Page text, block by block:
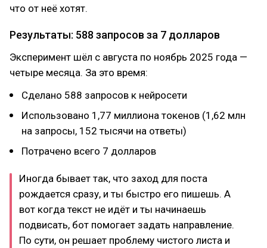
что от неё хотят.
Результаты: 588 запросов за 7 долларов
Эксперимент шёл с августа по ноябрь 2025 года —
четыре месяца. За это время:
Сделано 588 запросов к нейросети
Использовано 1,77 миллиона токенов (1,62 млн
на запросы, 152 тысячи на ответы)
Потрачено всего 7 долларов
Иногда бывает так, что заход для поста
рождается сразу, и ты быстро его пишешь. А
вот когда текст не идёт и ты начинаешь
подвисать, бот помогает задать направление.
По сути, он решает проблему чистого листа и